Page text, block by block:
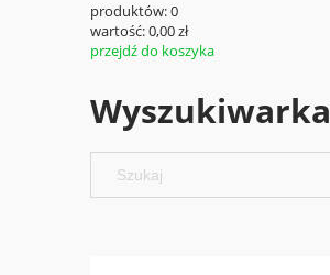
produktów:0
wartość:0,00 zł
przejdź do koszyka
Wyszukiwarka